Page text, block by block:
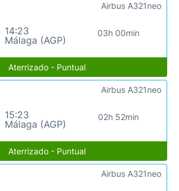
14:23
Málaga (AGP)
03h 00min
Airbus A321neo
Aterrizado - Puntual
15:23
Málaga (AGP)
02h 52min
Airbus A321neo
Aterrizado - Puntual
Airbus A321neo